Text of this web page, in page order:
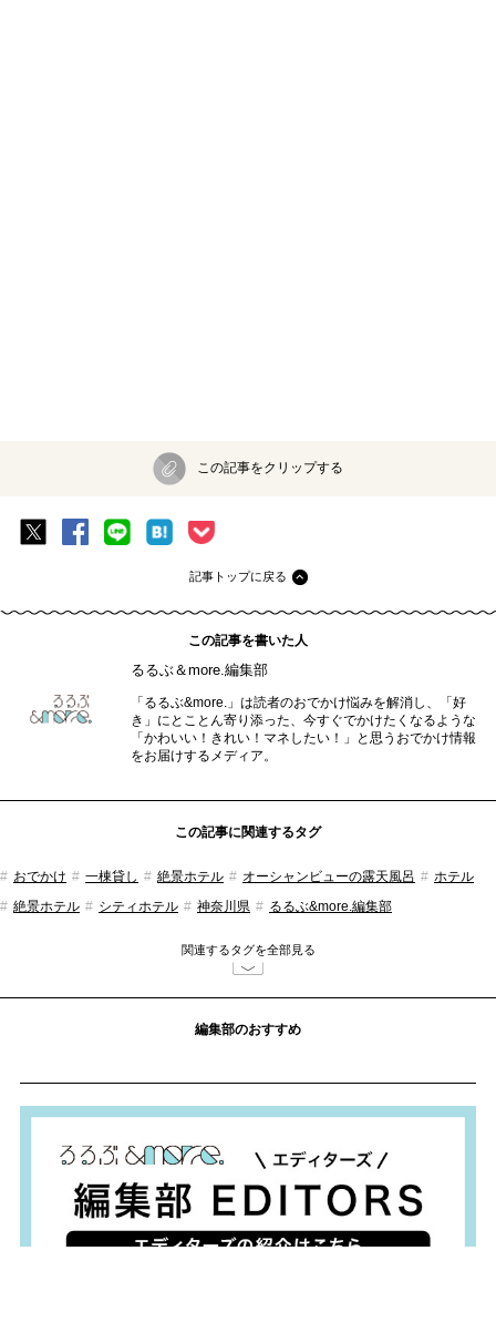
この記事をクリップする
記事トップに戻る
この記事を書いた人
るるぶ＆more.編集部
「るるぶ&more.」は読者のおでかけ悩みを解消し、「好
き」にとことん寄り添った、今すぐでかけたくなるような
「かわいい！きれい！マネしたい！」と思うおでかけ情報
をお届けするメディア。
この記事に関連するタグ
おでかけ 一棟貸し 絶景ホテル オーシャンビューの露天風呂
ホテル
絶景ホテル
シティホテル 神奈川県 るるぶ&more.編集部
関連するタグを全部見る
編集部のおすすめ